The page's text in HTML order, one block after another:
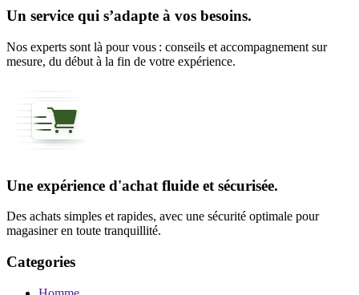
Un service qui s’adapte à vos besoins.
Nos experts sont là pour vous : conseils et accompagnement sur
mesure, du début à la fin de votre expérience.
Une expérience d'achat fluide et sécurisée.
Des achats simples et rapides, avec une sécurité optimale pour
magasiner en toute tranquillité.
Categories